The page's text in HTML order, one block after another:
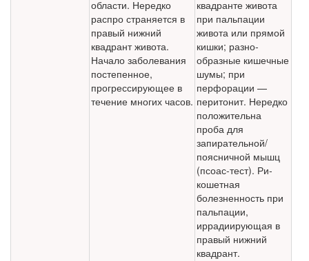
области. Нередко
распро страняется в
правый нижний
квадрант живота.
Начало заболевания
постепенное,
прогрессирующее в
течение многих часов.
квадранте живота
при пальпации
живота или прямой
кишки; разно­
образные кишечные
шумы; при
перфорации —
перитонит. Нередко
положительна
проба для
запирательной/
поясничной мышц
(псоас-тест). Ри­
кошетная
болезненность при
пальпации,
иррадиирующая в
правый нижний
квадрант.